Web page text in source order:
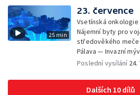
samostatné továrny
25 min
23. července
Vsetínská
Nájemní byty pro
středověkého
Pálava — Invazní
ročník Mikulovského
Poslední vysílání 24.
Dalších 10 dílů